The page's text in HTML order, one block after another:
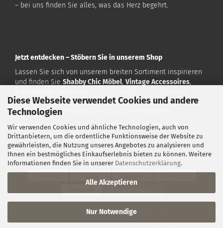
Diese Webseite verwendet Cookies und andere
Technologien
Wir verwenden Cookies und ähnliche Technologien, auch von
Drittanbietern, um die ordentliche Funktionsweise der Website zu
gewährleisten, die Nutzung unseres Angebotes zu analysieren und
Ihnen ein bestmögliches Einkaufserlebnis bieten zu können. Weitere
Informationen finden Sie in unserer Datenschutzerklärung.
Alle Akzeptieren
Nur Notwendige
– bei uns finden Sie alles, was das Herz begehrt.
Jetzt entdecken – Stöbern Sie in unserem Shop
Lassen Sie sich von unserem breiten Sortiment inspirieren
und finden Sie Shabby Chic Möbel, Vintage Accessoires,
Besuchen Sie uns aufwww.vintagehome.de und lassen Sie
sich von unserer exklusiven Auswahl verzaubern!
Vintage Home– Ihr Ziel für exklusiveNostalgie-Deko und
Shabby Chic Möbel!
Zahlarten:
Konzeption & Realisiert